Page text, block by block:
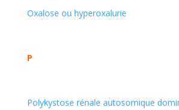
Oxalose ou hyperoxalurie
P
Polykystose rénale autosomique